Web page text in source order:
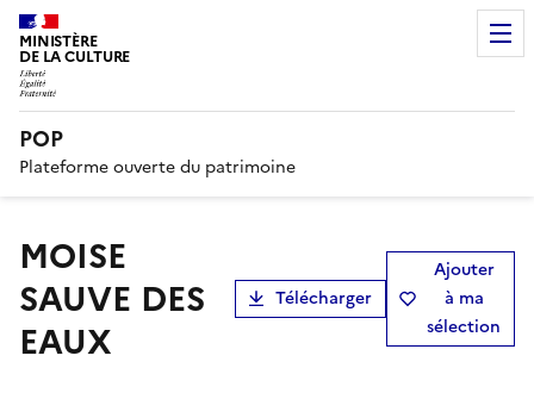
MINISTÈRE
DE LA CULTURE
POP
Plateforme ouverte du patrimoine
MOISE
SAUVE DES
EAUX
Télécharger
Ajouter
à ma
sélection